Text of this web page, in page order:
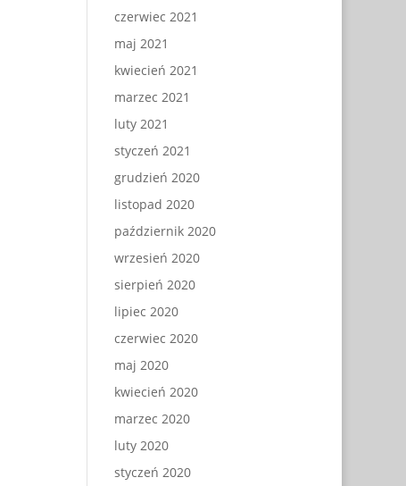
czerwiec 2021
maj 2021
kwiecień 2021
marzec 2021
luty 2021
styczeń 2021
grudzień 2020
listopad 2020
październik 2020
wrzesień 2020
sierpień 2020
lipiec 2020
czerwiec 2020
maj 2020
kwiecień 2020
marzec 2020
luty 2020
styczeń 2020